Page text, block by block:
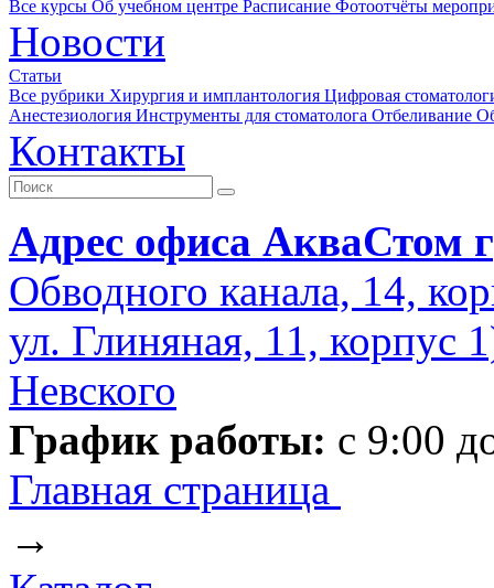
Все курсы Об учебном центре Расписание Фотоотчёты
Новости
Статьи
Все рубрики Хирургия и имплантология Цифровая
Анестезиология Инструменты для стоматолога Отбеливание
Контакты
Адрес офиса АкваСтом
Обводного канала, 14,
ул. Глиняная, 11, корпус
Невского
График работы: с 9:00
Главная страница
→